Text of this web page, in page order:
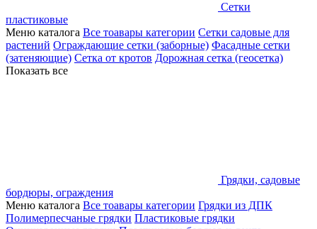
Сетки
пластиковые
Меню каталога Все тоавары категории Сетки садовые для
растений Ограждающие сетки (заборные) Фасадные сетки
(затеняющие) Сетка от кротов Дорожная сетка (геосетка)
Показать все
Грядки, садовые
бордюры, ограждения
Меню каталога Все тоавары категории Грядки из ДПК
Полимерпесчаные грядки Пластиковые грядки